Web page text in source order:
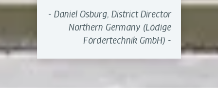
- Daniel Osburg, District Director
Northern Germany (Lödige
Fördertechnik GmbH) -